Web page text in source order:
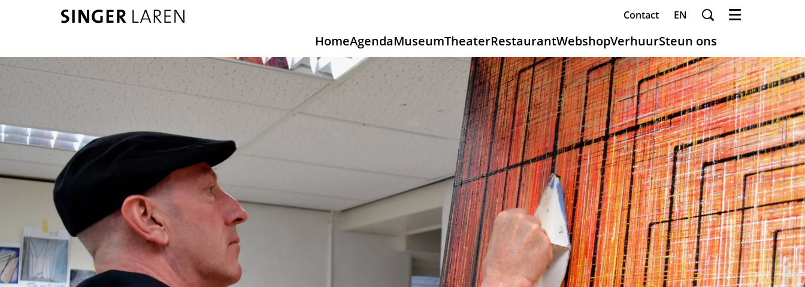
Contact EN
HomeAgendaMuseumTheaterRestaurantWebshopVerhuurSteun ons
Menu